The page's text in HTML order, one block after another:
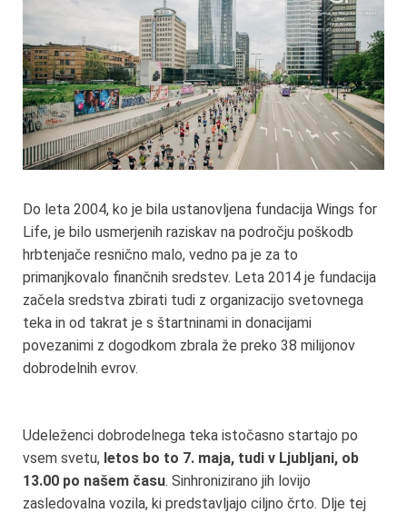
Do leta 2004, ko je bila ustanovljena fundacija Wings for
Life, je bilo usmerjenih raziskav na področju poškodb
hrbtenjače resnično malo, vedno pa je za to
primanjkovalo finančnih sredstev. Leta 2014 je fundacija
začela sredstva zbirati tudi z organizacijo svetovnega
teka in od takrat je s štartninami in donacijami
povezanimi z dogodkom zbrala že preko 38 milijonov
dobrodelnih evrov.
Udeleženci dobrodelnega teka istočasno startajo po
vsem svetu, letos bo to 7. maja, tudi v Ljubljani, ob
13.00 po našem času. Sinhronizirano jih lovijo
zasledovalna vozila, ki predstavljajo ciljno črto. Dlje tej